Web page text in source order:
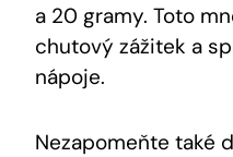
a 20 gramy. Toto
chutový zážitek a
nápoje.
Nezapomeňte také